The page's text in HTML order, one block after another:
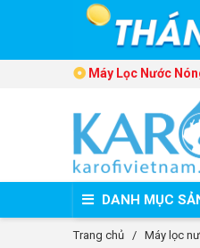
Máy Lọc Nước
DANH MỤC
Trang chủ / Máy lọc